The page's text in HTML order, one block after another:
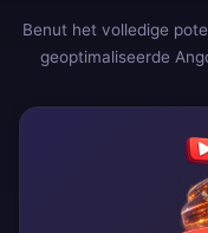
Benut het volledige
geoptimaliseerde